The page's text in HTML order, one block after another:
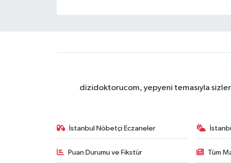
dizidoktorucom, yepyeni temasıyla
İstanbul Nöbetçi Eczaneler
Puan Durumu ve Fikstür Tüm